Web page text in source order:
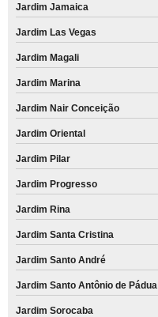
Jardim Jamaica
Jardim Las Vegas
Jardim Magali
Jardim Marina
Jardim Nair Conceição
Jardim Oriental
Jardim Pilar
Jardim Progresso
Jardim Rina
Jardim Santa Cristina
Jardim Santo André
Jardim Santo Antônio de Pádua
Jardim Sorocaba